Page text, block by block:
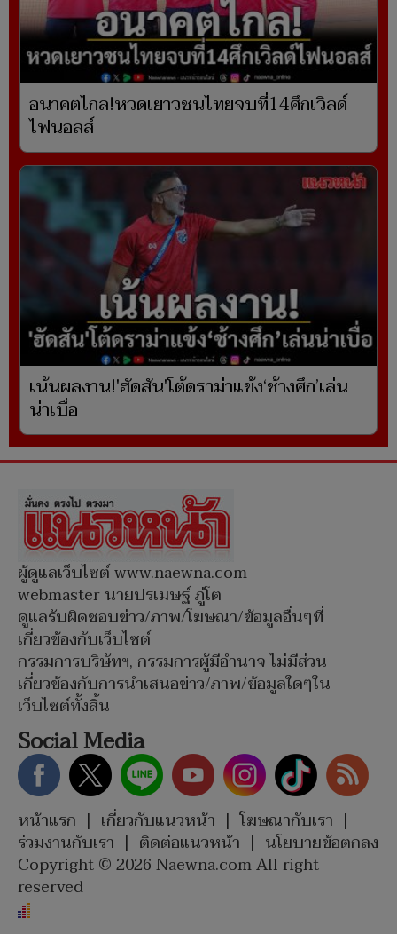
อนาคตไกล!หวดเยาวชนไทยจบที่14ศึกเวิลด์
ไฟนอลส์
เน้นผลงาน!'ฮัดสัน'โต้ดราม่าแข้ง‘ช้างศึก’เล่น
น่าเบื่อ
ผู้ดูแลเว็บไซต์ www.naewna.com
webmaster นายปรเมษฐ์ ภู่โต
ดูแลรับผิดชอบข่าว/ภาพ/โฆษณา/ข้อมูลอื่นๆที่
เกี่ยวข้องกับเว็บไซต์
กรรมการบริษัทฯ, กรรมการผู้มีอำนาจ ไม่มีส่วน
เกี่ยวข้องกับการนำเสนอข่าว/ภาพ/ข้อมูลใดๆใน
เว็บไซต์ทั้งสิ้น
Social Media
หน้าแรก | เกี่ยวกับแนวหน้า | โฆษณากับเรา |
ร่วมงานกับเรา | ติดต่อแนวหน้า | นโยบายข้อตกลง
Copyright © 2026 Naewna.com All right
reserved